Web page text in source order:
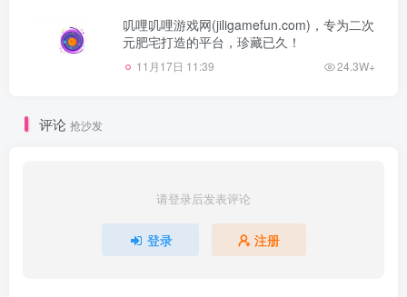
叽哩叽哩游戏网(jiligamefun.com)，专为二次
元肥宅打造的平台，珍藏已久！
11月17日 11:39 24.3W+
评论 抢沙发
请登录后发表评论
登录 注册